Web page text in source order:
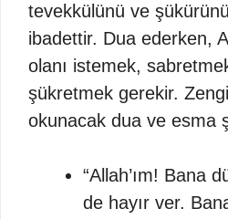
tevekkülünü ve
ibadettir. Dua ederken,
olanı istemek,
şükretmek gerekir.
okunacak dua ve esma
“Allah’ım! Bana
de hayır ver.